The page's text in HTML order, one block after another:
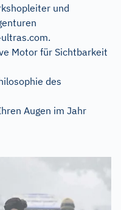
und
Motor für Sichtbarkeit
des
Augen im Jahr